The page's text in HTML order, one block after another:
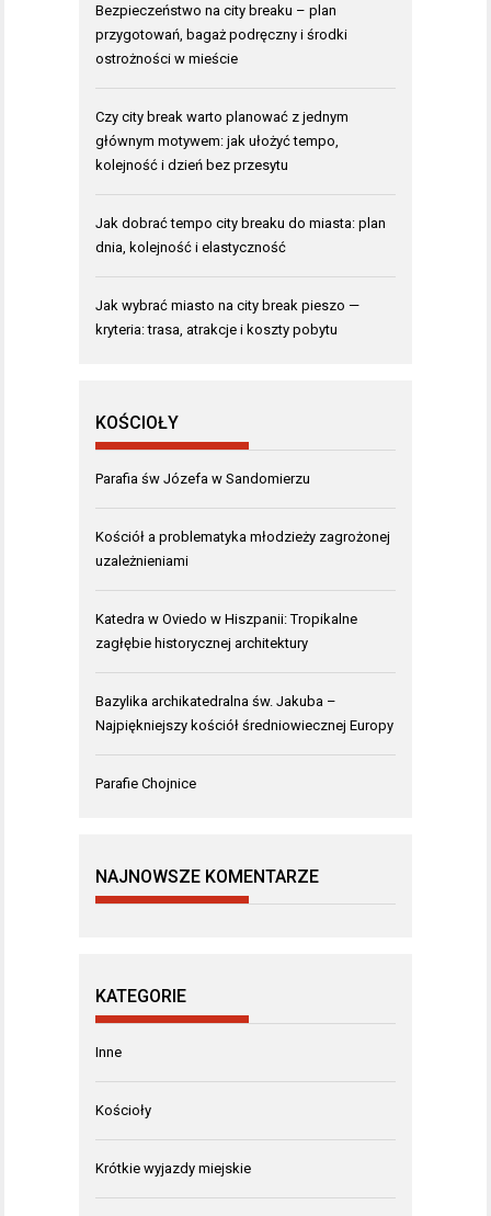
Bezpieczeństwo na city breaku – plan
przygotowań, bagaż podręczny i środki
ostrożności w mieście
Czy city break warto planować z jednym
głównym motywem: jak ułożyć tempo,
kolejność i dzień bez przesytu
Jak dobrać tempo city breaku do miasta: plan
dnia, kolejność i elastyczność
Jak wybrać miasto na city break pieszo —
kryteria: trasa, atrakcje i koszty pobytu
KOŚCIOŁY
Parafia św Józefa w Sandomierzu
Kościół a problematyka młodzieży zagrożonej
uzależnieniami
Katedra w Oviedo w Hiszpanii: Tropikalne
zagłębie historycznej architektury
Bazylika archikatedralna św. Jakuba –
Najpiękniejszy kościół średniowiecznej Europy
Parafie Chojnice
NAJNOWSZE KOMENTARZE
KATEGORIE
Inne
Kościoły
Krótkie wyjazdy miejskie